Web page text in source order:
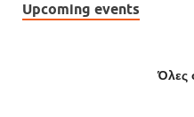
Upcoming events
Όλες